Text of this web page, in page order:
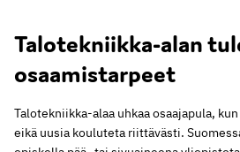
Talotekniikka-alan
osaamistarpeet
Talotekniikka-alaa uhkaa osaajapula,
eikä uusia kouluteta riittävästi.